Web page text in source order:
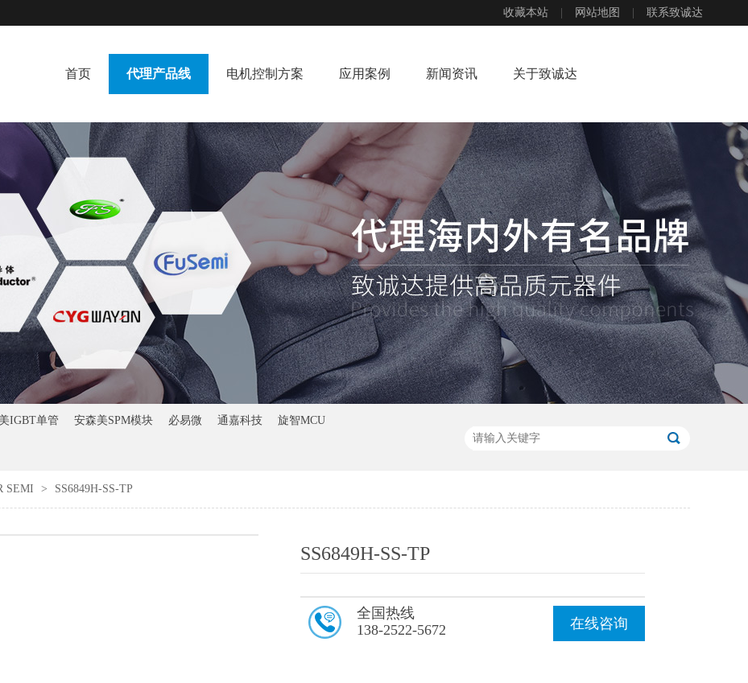
收藏本站 网站地图 联系致诚达
首页 代理产品线 电机控制方案 应用案例 新闻资讯 关于致诚达
IGBT单管 安森美SPM模块 必易微 通嘉科技 旋智MCU
SEMI > SS6849H-SS-TP
SS6849H-SS-TP
在线咨询
全国热线
138-2522-5672